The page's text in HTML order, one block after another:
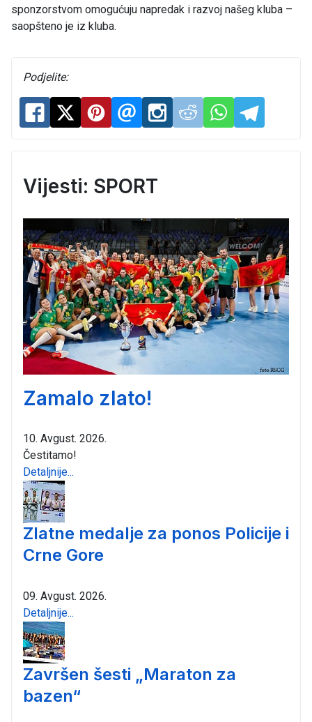
sponzorstvom omogućuju napredak i razvoj našeg kluba –
saopšteno je iz kluba.
Podjelite:
Vijesti: SPORT
Zamalo zlato!
10. Avgust. 2026.
Čestitamo!
Detaljnije...
Zlatne medalje za ponos Policije i
Crne Gore
09. Avgust. 2026.
Detaljnije...
Završen šesti „Maraton za
bazen“